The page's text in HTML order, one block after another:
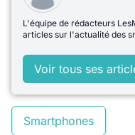
L'équipe de rédacteurs
articles sur l'actualité des
Voir tous ses
Smartphones